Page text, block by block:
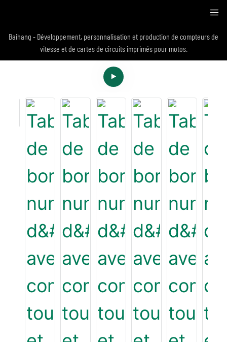
Baihang - Développement, personnalisation et production de compteurs de
vitesse et de cartes de circuits imprimés pour motos.